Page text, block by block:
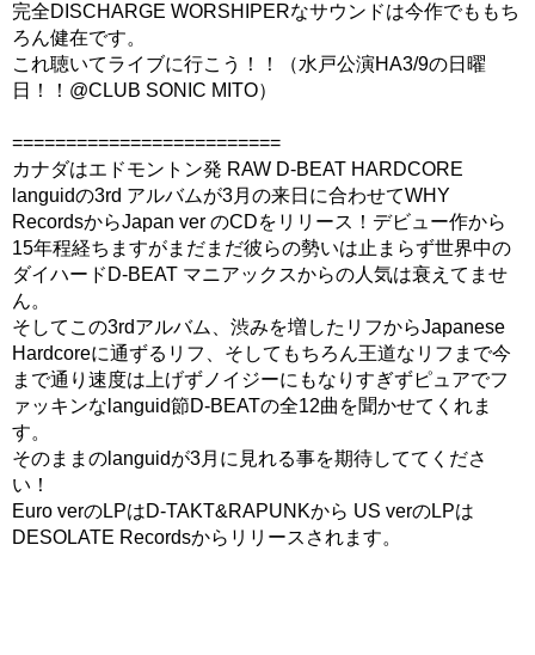
完全DISCHARGE WORSHIPERなサウンドは今作でももち
ろん健在です。
これ聴いてライブに行こう！！（水戸公演HA3/9の日曜
日！！@CLUB SONIC MITO）
=========================
カナダはエドモントン発 RAW D-BEAT HARDCORE
languidの3rd アルバムが3月の来日に合わせてWHY
RecordsからJapan ver のCDをリリース！デビュー作から
15年程経ちますがまだまだ彼らの勢いは止まらず世界中の
ダイハードD-BEAT マニアックスからの人気は衰えてませ
ん。
そしてこの3rdアルバム、渋みを増したリフからJapanese
Hardcoreに通ずるリフ、そしてもちろん王道なリフまで今
まで通り速度は上げずノイジーにもなりすぎずピュアでフ
ァッキンなlanguid節D-BEATの全12曲を聞かせてくれま
す。
そのままのlanguidが3月に見れる事を期待しててくださ
い！
Euro verのLPはD-TAKT&RAPUNKから US verのLPは
DESOLATE Recordsからリリースされます。